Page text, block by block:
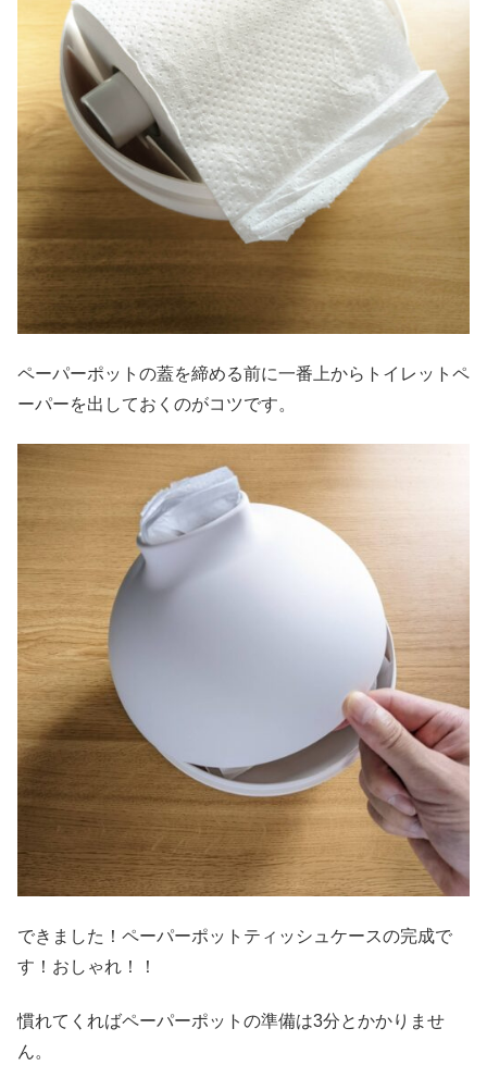
ペーパーポットの蓋を締める前に一番上からトイレットペ
ーパーを出しておくのがコツです。
できました！ペーパーポットティッシュケースの完成で
す！おしゃれ！！
慣れてくればペーパーポットの準備は3分とかかりませ
ん。